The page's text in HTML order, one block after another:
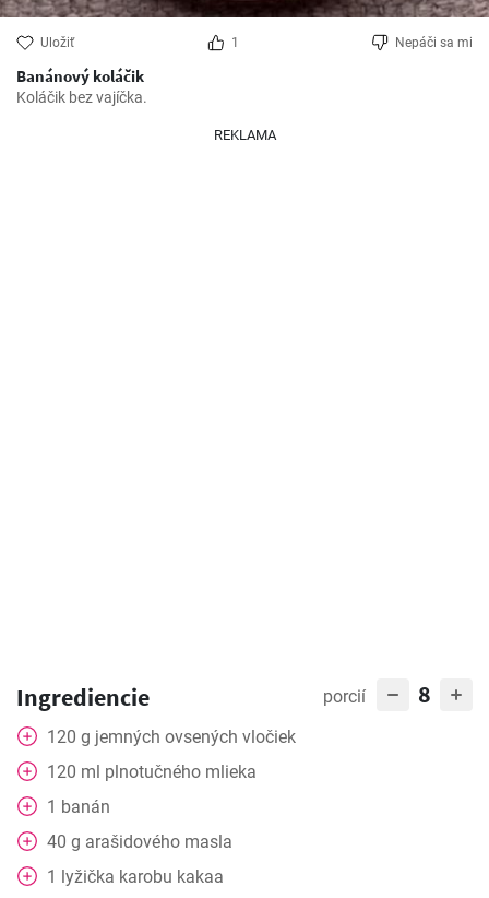
Uložiť 1 Nepáči sa mi
Banánový koláčik
Koláčik bez vajíčka.
REKLAMA
Ingrediencie porcií 8
120 g jemných ovsených vločiek
120 ml plnotučného mlieka
1 banán
40 g arašidového masla
1 lyžička karobu kakaa